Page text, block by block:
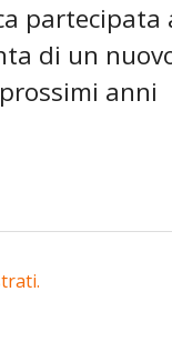
partecipata
di un
anni